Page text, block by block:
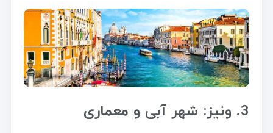
3. ونیز: شهر آبی و معماری